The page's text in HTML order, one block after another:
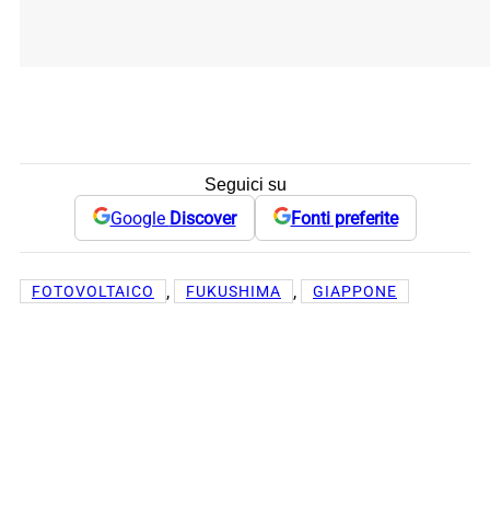
Seguici su
Google Discover Fonti preferite
FOTOVOLTAICO , FUKUSHIMA , GIAPPONE